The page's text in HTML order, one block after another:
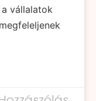
vállalatok